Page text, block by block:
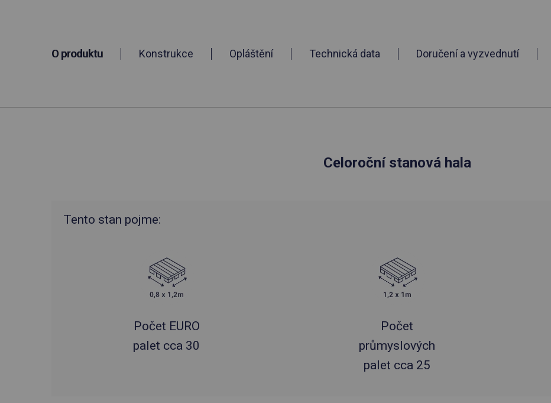
O produktu Konstrukce Opláštění Technická data Doručení a vyzvednutí
Celoroční stanová hala
Tento stan pojme:
Počet EURO
palet cca 30
Počet
průmyslových
palet cca 25